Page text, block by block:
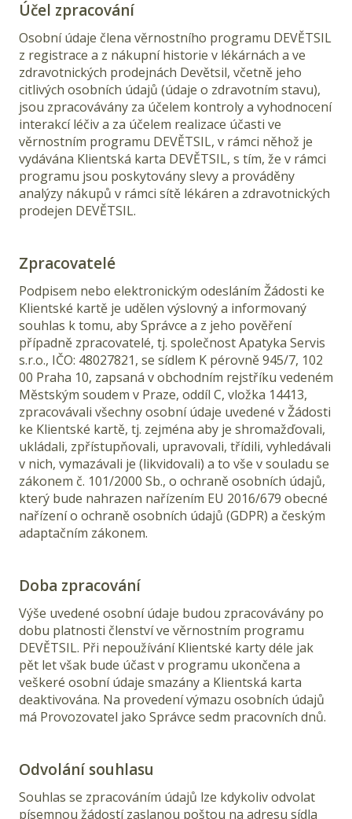
Účel zpracování
Osobní údaje člena věrnostního programu DEVĚTSIL
z registrace a z nákupní historie v lékárnách a ve
zdravotnických prodejnách Devětsil, včetně jeho
citlivých osobních údajů (údaje o zdravotním stavu),
jsou zpracovávány za účelem kontroly a vyhodnocení
interakcí léčiv a za účelem realizace účasti ve
věrnostním programu DEVĚTSIL, v rámci něhož je
vydávána Klientská karta DEVĚTSIL, s tím, že v rámci
programu jsou poskytovány slevy a prováděny
analýzy nákupů v rámci sítě lékáren a zdravotnických
prodejen DEVĚTSIL.
Zpracovatelé
Podpisem nebo elektronickým odesláním Žádosti ke
Klientské kartě je udělen výslovný a informovaný
souhlas k tomu, aby Správce a z jeho pověření
případně zpracovatelé, tj. společnost Apatyka Servis
s.r.o., IČO: 48027821, se sídlem K pérovně 945/7, 102
00 Praha 10, zapsaná v obchodním rejstříku vedeném
Městským soudem v Praze, oddíl C, vložka 14413,
zpracovávali všechny osobní údaje uvedené v Žádosti
ke Klientské kartě, tj. zejména aby je shromažďovali,
ukládali, zpřístupňovali, upravovali, třídili, vyhledávali
v nich, vymazávali je (likvidovali) a to vše v souladu se
zákonem č. 101/2000 Sb., o ochraně osobních údajů,
který bude nahrazen nařízením EU 2016/679 obecné
nařízení o ochraně osobních údajů (GDPR) a českým
adaptačním zákonem.
Doba zpracování
Výše uvedené osobní údaje budou zpracovávány po
dobu platnosti členství ve věrnostním programu
DEVĚTSIL. Při nepoužívání Klientské karty déle jak
pět let však bude účast v programu ukončena a
veškeré osobní údaje smazány a Klientská karta
deaktivována. Na provedení výmazu osobních údajů
má Provozovatel jako Správce sedm pracovních dnů.
Odvolání souhlasu
Souhlas se zpracováním údajů lze kdykoliv odvolat
písemnou žádostí zaslanou poštou na adresu sídla